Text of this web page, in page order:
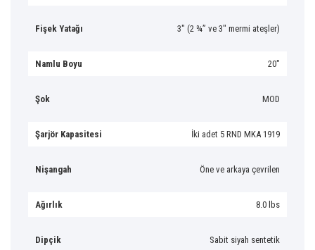
Fişek Yatağı 3″ (2 ¾” ve 3″ mermi ateşler)
Namlu Boyu 20″
Şok MOD
Şarjör Kapasitesi İki adet 5 RND MKA 1919
Nişangah Öne ve arkaya çevrilen
Ağırlık 8.0 lbs
Dipçik Sabit siyah sentetik